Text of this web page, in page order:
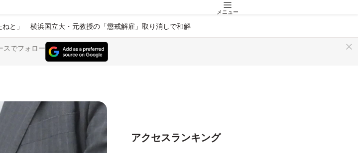
メニュー
ねと」 横浜国立大・元教授の「懲戒解雇」取り消しで和解
スでフォロー
アクセスランキング